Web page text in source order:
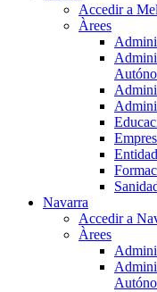
Accedir a
Àrees
Navarra
Accedir a
Àrees